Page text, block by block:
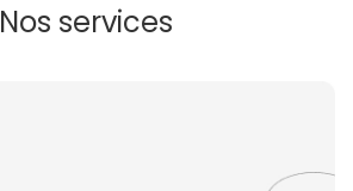
Nos services